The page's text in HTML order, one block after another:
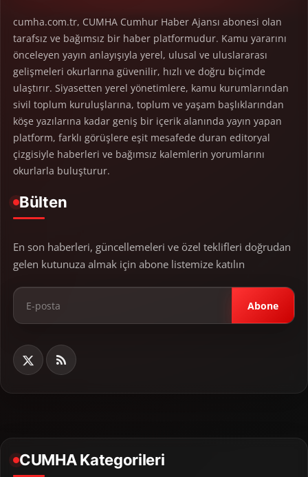
cumha.com.tr, CUMHA Cumhur Haber Ajansı abonesi olan
tarafsız ve bağımsız bir haber platformudur. Kamu yararını
önceleyen yayın anlayışıyla yerel, ulusal ve uluslararası
gelişmeleri okurlarına güvenilir, hızlı ve doğru biçimde
ulaştırır. Siyasetten yerel yönetimlere, kamu kurumlarından
sivil toplum kuruluşlarına, toplum ve yaşam başlıklarından
köşe yazılarına kadar geniş bir içerik alanında yayın yapan
platform, farklı görüşlere eşit mesafede duran editoryal
çizgisiyle haberleri ve bağımsız kalemlerin yorumlarını
okurlarla buluşturur.
Bülten
En son haberleri, güncellemeleri ve özel teklifleri doğrudan
gelen kutunuza almak için abone listemize katılın
Abone
CUMHA Kategorileri